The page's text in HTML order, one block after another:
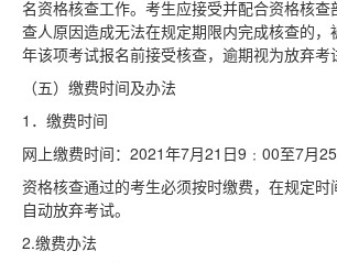
名资格核查工作。考生应接受并配合资格核
查人原因造成无法在规定期限内完成核查的，
年该项考试报名前接受核查，逾期视为放弃考
（五）缴费时间及办法
1．缴费时间
网上缴费时间：2021年7月21日9﹕00至7月25
资格核查通过的考生必须按时缴费，在规定时
自动放弃考试。
2.缴费办法